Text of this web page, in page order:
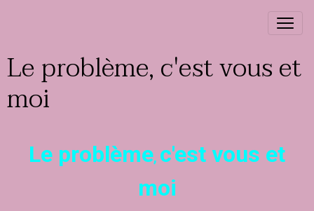
Le problème, c'est vous et
moi
Le problème, c'est vous et
moi